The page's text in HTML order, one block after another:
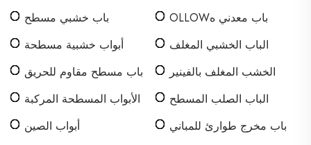
باب معدني هOLLOW
باب خشبي مسطح
الباب الخشبي المغلف
أبواب خشبية مسطحة
الخشب المغلف بالفينير
باب مسطح مقاوم للحريق
الباب الصلب المسطح
الأبواب المسطحة المركبة
باب مخرج طوارئ للمباني
أبواب الصين